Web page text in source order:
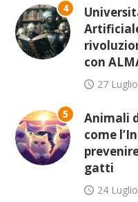
4
con
27
5
Animali
come
gatti
24